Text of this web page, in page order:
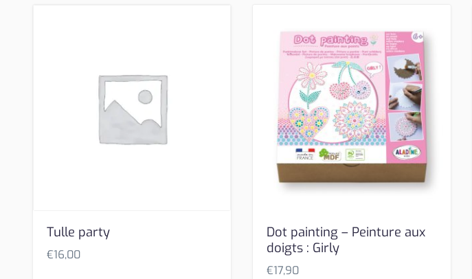
Tulle party
€16,00
Dot painting – Peinture aux
doigts : Girly
€17,90